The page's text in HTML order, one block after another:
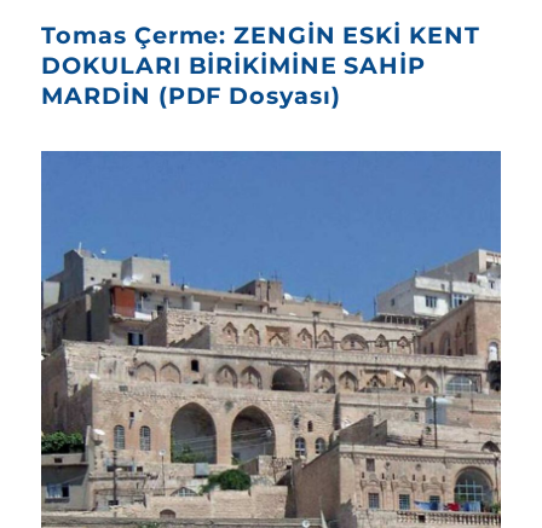
Tomas Çerme: ZENGİN ESKİ KENT
DOKULARI BİRİKİMİNE SAHİP
MARDİN (PDF Dosyası)